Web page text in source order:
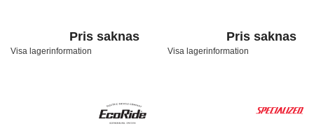
Pris saknas
Visa lagerinformation
Pris saknas
Visa lagerinformation